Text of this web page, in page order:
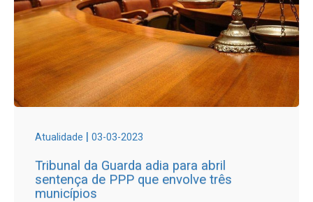
Atualidade | 03-03-2023
Tribunal da Guarda adia para abril
sentença de PPP que envolve três
municípios